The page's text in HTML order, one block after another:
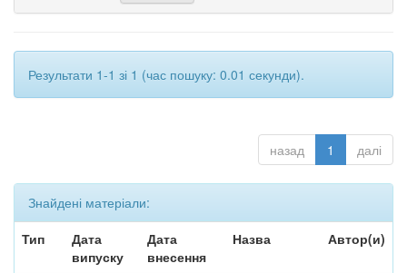
Результати 1-1 зі 1 (час пошуку: 0.01 секунди).
назад 1 далі
Знайдені матеріали:
Тип
Дата
випуску
Дата
внесення
Назва Автор(и)